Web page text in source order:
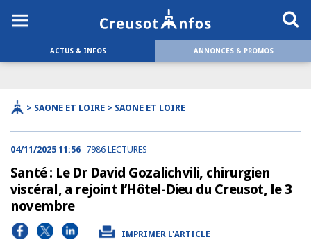
ACTUS & INFOS ANNONCES & PROMOS
> SAONE ET LOIRE > SAONE ET LOIRE
04/11/2025 11:56 7986 LECTURES
Santé : Le Dr David Gozalichvili, chirurgien
viscéral, a rejoint l’Hôtel-Dieu du Creusot, le 3
novembre
IMPRIMER L'ARTICLE